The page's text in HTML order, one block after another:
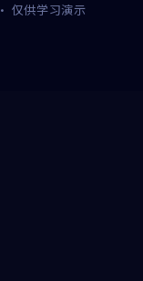
仅供学习演示